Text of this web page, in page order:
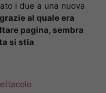
i due a una nuova
al quale era
pagina, sembra
si stia